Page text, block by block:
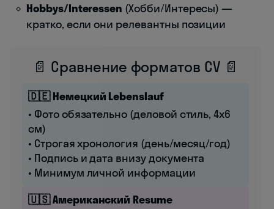
Hobbys/Interessen (Хобби/Интересы) —
кратко, если они релевантны позиции
📄 Сравнение форматов CV 📄
🇩🇪 Немецкий Lebenslauf
• Фото обязательно (деловой стиль, 4x6
см)
• Строгая хронология (день/месяц/год)
• Подпись и дата внизу документа
• Минимум личной информации
🇺🇸 Американский Resume